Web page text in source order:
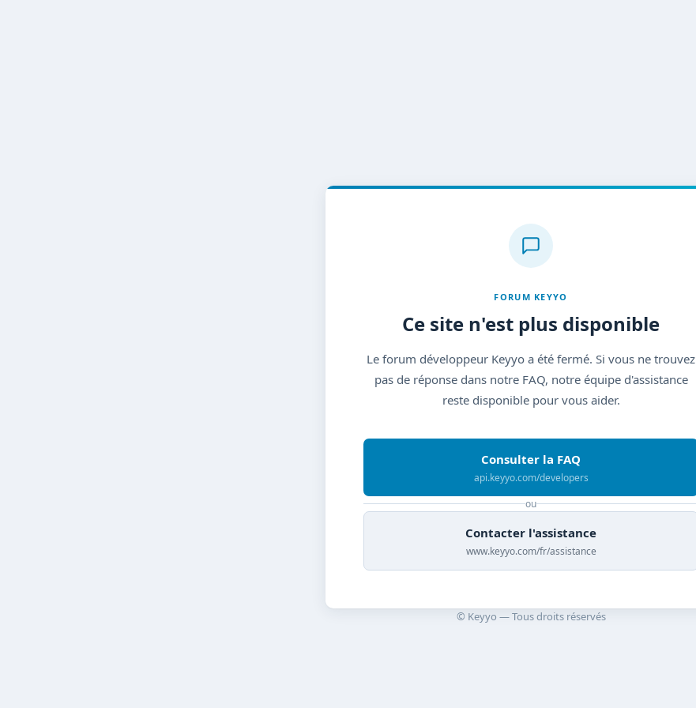
FORUM KEYYO
Ce site n'est plus disponible
Le forum développeur Keyyo a été fermé. Si vous ne trouvez
pas de réponse dans notre FAQ, notre équipe d'assistance
reste disponible pour vous aider.
Consulter la FAQ
api.keyyo.com/developers
ou
Contacter l'assistance
www.keyyo.com/fr/assistance
© Keyyo — Tous droits réservés